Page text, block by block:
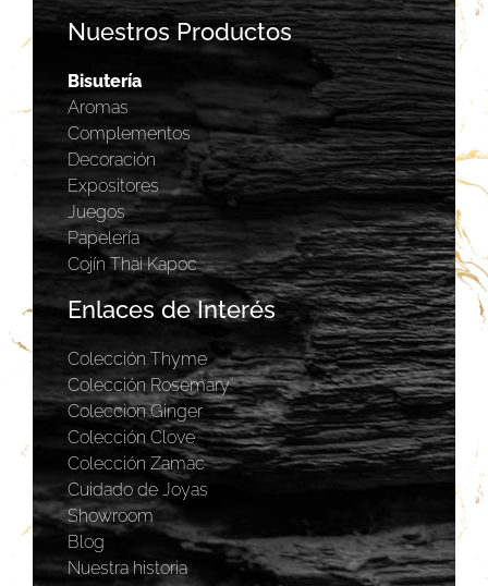
Nuestros Productos
Bisutería
Aromas
Complementos
Decoración
Expositores
Juegos
Papelería
Cojín Thai Kapoc
Enlaces de Interés
Colección Thyme
Colección Rosemary
Coleccion Ginger
Colección Clove
Colección Zamac
Cuidado de Joyas
Showroom
Blog
Nuestra historia